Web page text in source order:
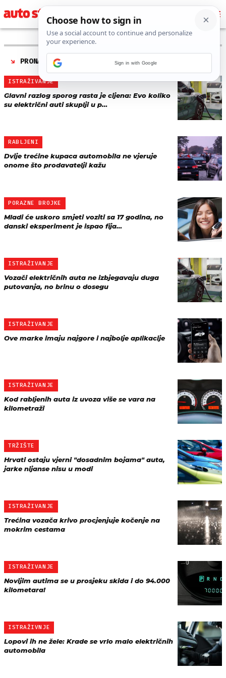
PRONAĐENO 125 REZULTATA ZA TAG “
ISTRAŽIVANJE
Glavni razlog sporog rasta je cijena: Evo koliko
su električni auti skuplji u p…
RABLJENI
Dvije trećine kupaca automobila ne vjeruje
onome što prodavatelji kažu
PORAZNE BROJKE
Mladi će uskoro smjeti voziti sa 17 godina, no
danski eksperiment je ispao fija…
ISTRAŽIVANJE
Vozači električnih auta ne izbjegavaju duga
putovanja, no brinu o dosegu
ISTRAŽIVANJE
Ove marke imaju najgore i najbolje aplikacije
ISTRAŽIVANJE
Kod rabljenih auta iz uvoza više se vara na
kilometraži
TRŽIŠTE
Hrvati ostaju vjerni "dosadnim bojama" auta,
jarke nijanse nisu u modi
ISTRAŽIVANJE
Trećina vozača krivo procjenjuje kočenje na
mokrim cestama
ISTRAŽIVANJE
Novijim autima se u prosjeku skida i do 94.000
kilometara!
ISTRAŽIVNJE
Lopovi ih ne žele: Krade se vrlo malo električnih
automobila
Sign in with Google